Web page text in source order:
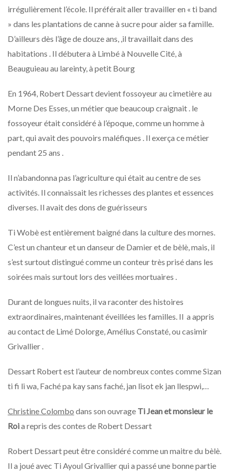
irrégulièrement l’école. Il préférait aller travailler en « ti band
» dans les plantations de canne à sucre pour aider sa famille.
D’ailleurs dès l’âge de douze ans, ,il travaillait dans des
habitations . Il débutera à Limbé à Nouvelle Cité, à
Beauguieau au lareinty, à petit Bourg
En 1964, Robert Dessart devient fossoyeur au cimetière au
Morne Des Esses, un métier que beaucoup craignait . le
fossoyeur était considéré à l’époque, comme un homme à
part, qui avait des pouvoirs maléfiques . Il exerça ce métier
pendant 25 ans .
Il n’abandonna pas l’agriculture qui était au centre de ses
activités. Il connaissait les richesses des plantes et essences
diverses. Il avait des dons de guérisseurs
Ti Wobè est entièrement baigné dans la culture des mornes.
C’est un chanteur et un danseur de Damier et de bèlè, mais, il
s’est surtout distingué comme un conteur très prisé dans les
soirées mais surtout lors des veillées mortuaires .
Durant de longues nuits, il va raconter des histoires
extraordinaires, maintenant éveillées les familles. Il a appris
au contact de Limé Dolorge, Amélius Constaté, ou casimir
Grivallier .
Dessart Robert est l’auteur de nombreux contes comme Sizan
ti fi li wa, Faché pa kay sans faché, jan lisot ek jan llespwi,…
Christine Colombo dans son ouvrage Ti Jean et monsieur le
Roia repris des contes de Robert Dessart
Robert Dessart peut être considéré comme un maitre du bèlè.
Il a joué avec Ti Ayoul Grivallier qui a passé une bonne partie